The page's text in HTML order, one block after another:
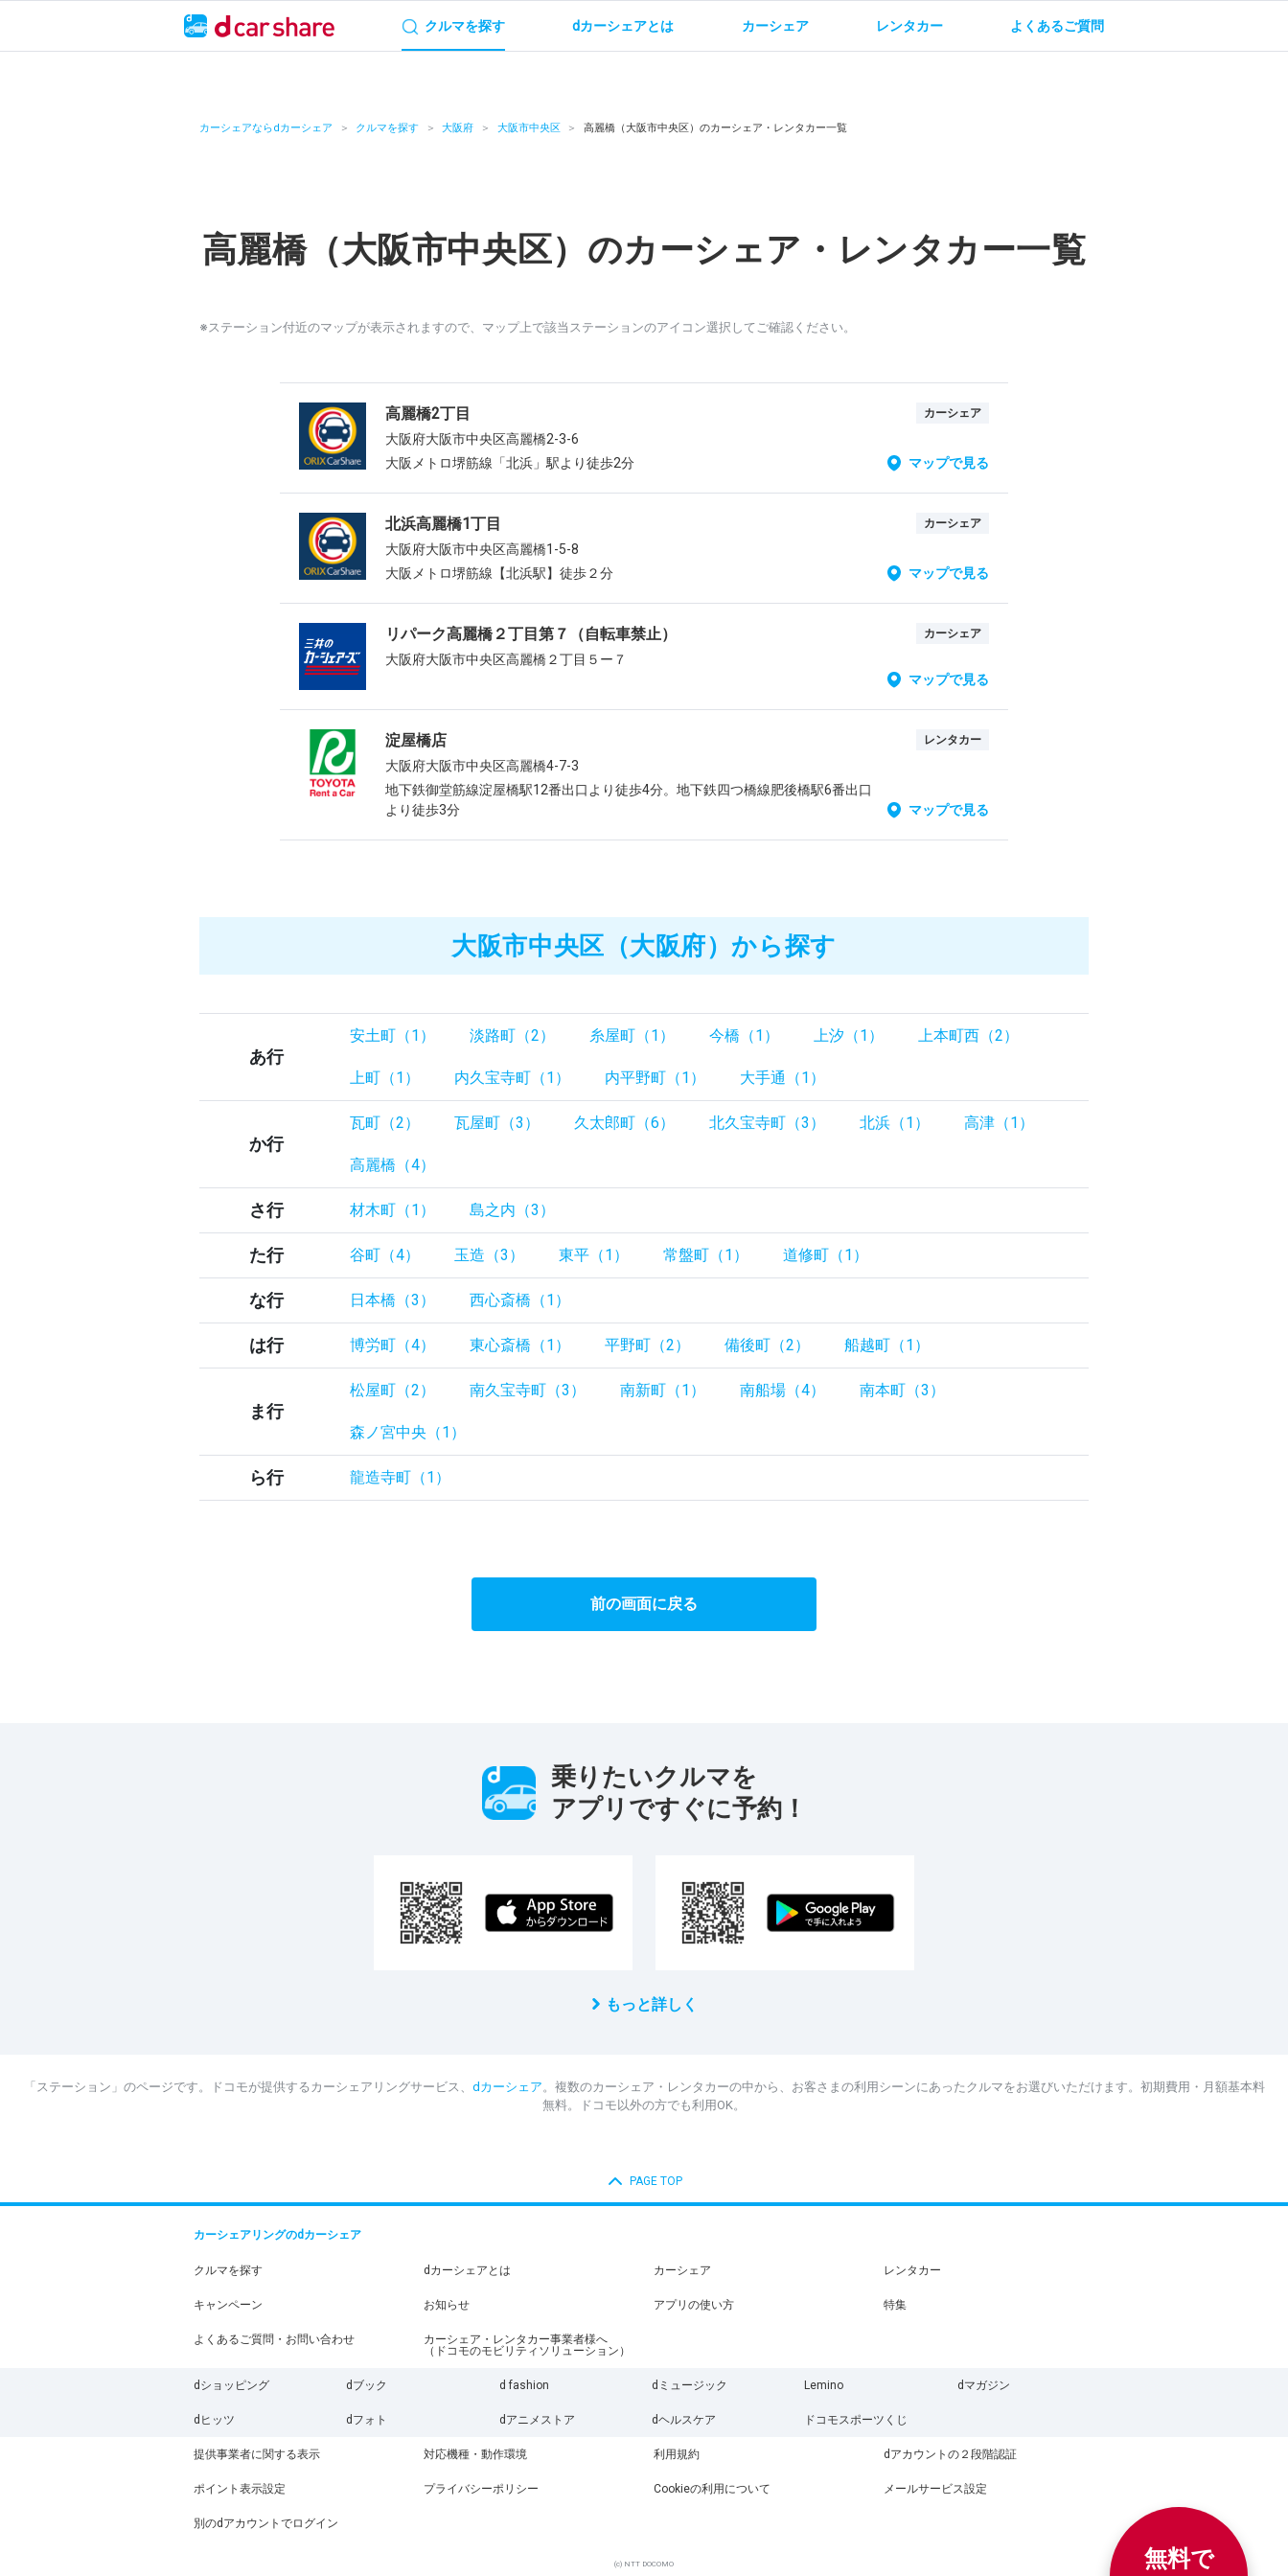
クルマを探す dカーシェアとは カーシェア レンタカー よくあるご質問
カーシェアならdカーシェア クルマを探す 大阪府 大阪市中央区 高麗橋（大阪市中央区）のカーシェア・レンタカー一覧
高麗橋（大阪市中央区）のカーシェア・レンタカー一覧
※ステーション付近のマップが表示されますので、マップ上で該当ステーションのアイコン選択してご確認ください。
高麗橋2丁目 カーシェア
大阪府大阪市中央区高麗橋2-3-6
大阪メトロ堺筋線「北浜」駅より徒歩2分
マップで見る
北浜高麗橋1丁目 カーシェア
大阪府大阪市中央区高麗橋1-5-8
大阪メトロ堺筋線【北浜駅】徒歩２分
マップで見る
リパーク高麗橋２丁目第７（自転車禁止） カーシェア
大阪府大阪市中央区高麗橋２丁目５ー７
マップで見る
淀屋橋店 レンタカー
大阪府大阪市中央区高麗橋4-7-3
地下鉄御堂筋線淀屋橋駅12番出口より徒歩4分。地下鉄四つ橋線肥後橋駅6番出口
より徒歩3分
マップで見る
大阪市中央区（大阪府）から探す
あ行
安土町（1） 淡路町（2） 糸屋町（1） 今橋（1） 上汐（1） 上本町西（2）
上町（1） 内久宝寺町（1） 内平野町（1） 大手通（1）
か行
瓦町（2） 瓦屋町（3） 久太郎町（6） 北久宝寺町（3） 北浜（1） 高津（1）
高麗橋（4）
さ行 材木町（1） 島之内（3）
た行 谷町（4） 玉造（3） 東平（1） 常盤町（1） 道修町（1）
な行 日本橋（3） 西心斎橋（1）
は行 博労町（4） 東心斎橋（1） 平野町（2） 備後町（2） 船越町（1）
ま行
松屋町（2） 南久宝寺町（3） 南新町（1） 南船場（4） 南本町（3）
森ノ宮中央（1）
ら行 龍造寺町（1）
前の画面に戻る
無料で
乗りたいクルマを
アプリですぐに予約！
もっと詳しく
「ステーション」のページです。ドコモが提供するカーシェアリングサービス、 dカーシェア。複数のカーシェア・レンタカーの中から、お客さまの利用シーンにあったクルマをお選びいただけます。初期費用・月額基本料
無料。ドコモ以外の方でも利用OK。
PAGE TOP
カーシェアリングのdカーシェア
クルマを探す dカーシェアとは カーシェア レンタカー
キャンペーン お知らせ アプリの使い方 特集
よくあるご質問・お問い合わせ
カーシェア・レンタカー事業者様へ
（ドコモのモビリティソリューション）
dショッピング dブック d fashion dミュージック Lemino dマガジン
dヒッツ dフォト dアニメストア dヘルスケア ドコモスポーツくじ
提供事業者に関する表示 対応機種・動作環境 利用規約 dアカウントの２段階認証
ポイント表示設定 プライバシーポリシー Cookieの利用について メールサービス設定
別のdアカウントでログイン
(c) NTT DOCOMO
よくあるご質問・お問い合わせ